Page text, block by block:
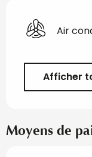
Air
Afficher
Moyens de